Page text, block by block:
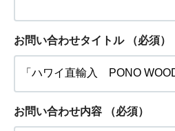
お問い合わせタイトル （必須）
お問い合わせ内容 （必須）